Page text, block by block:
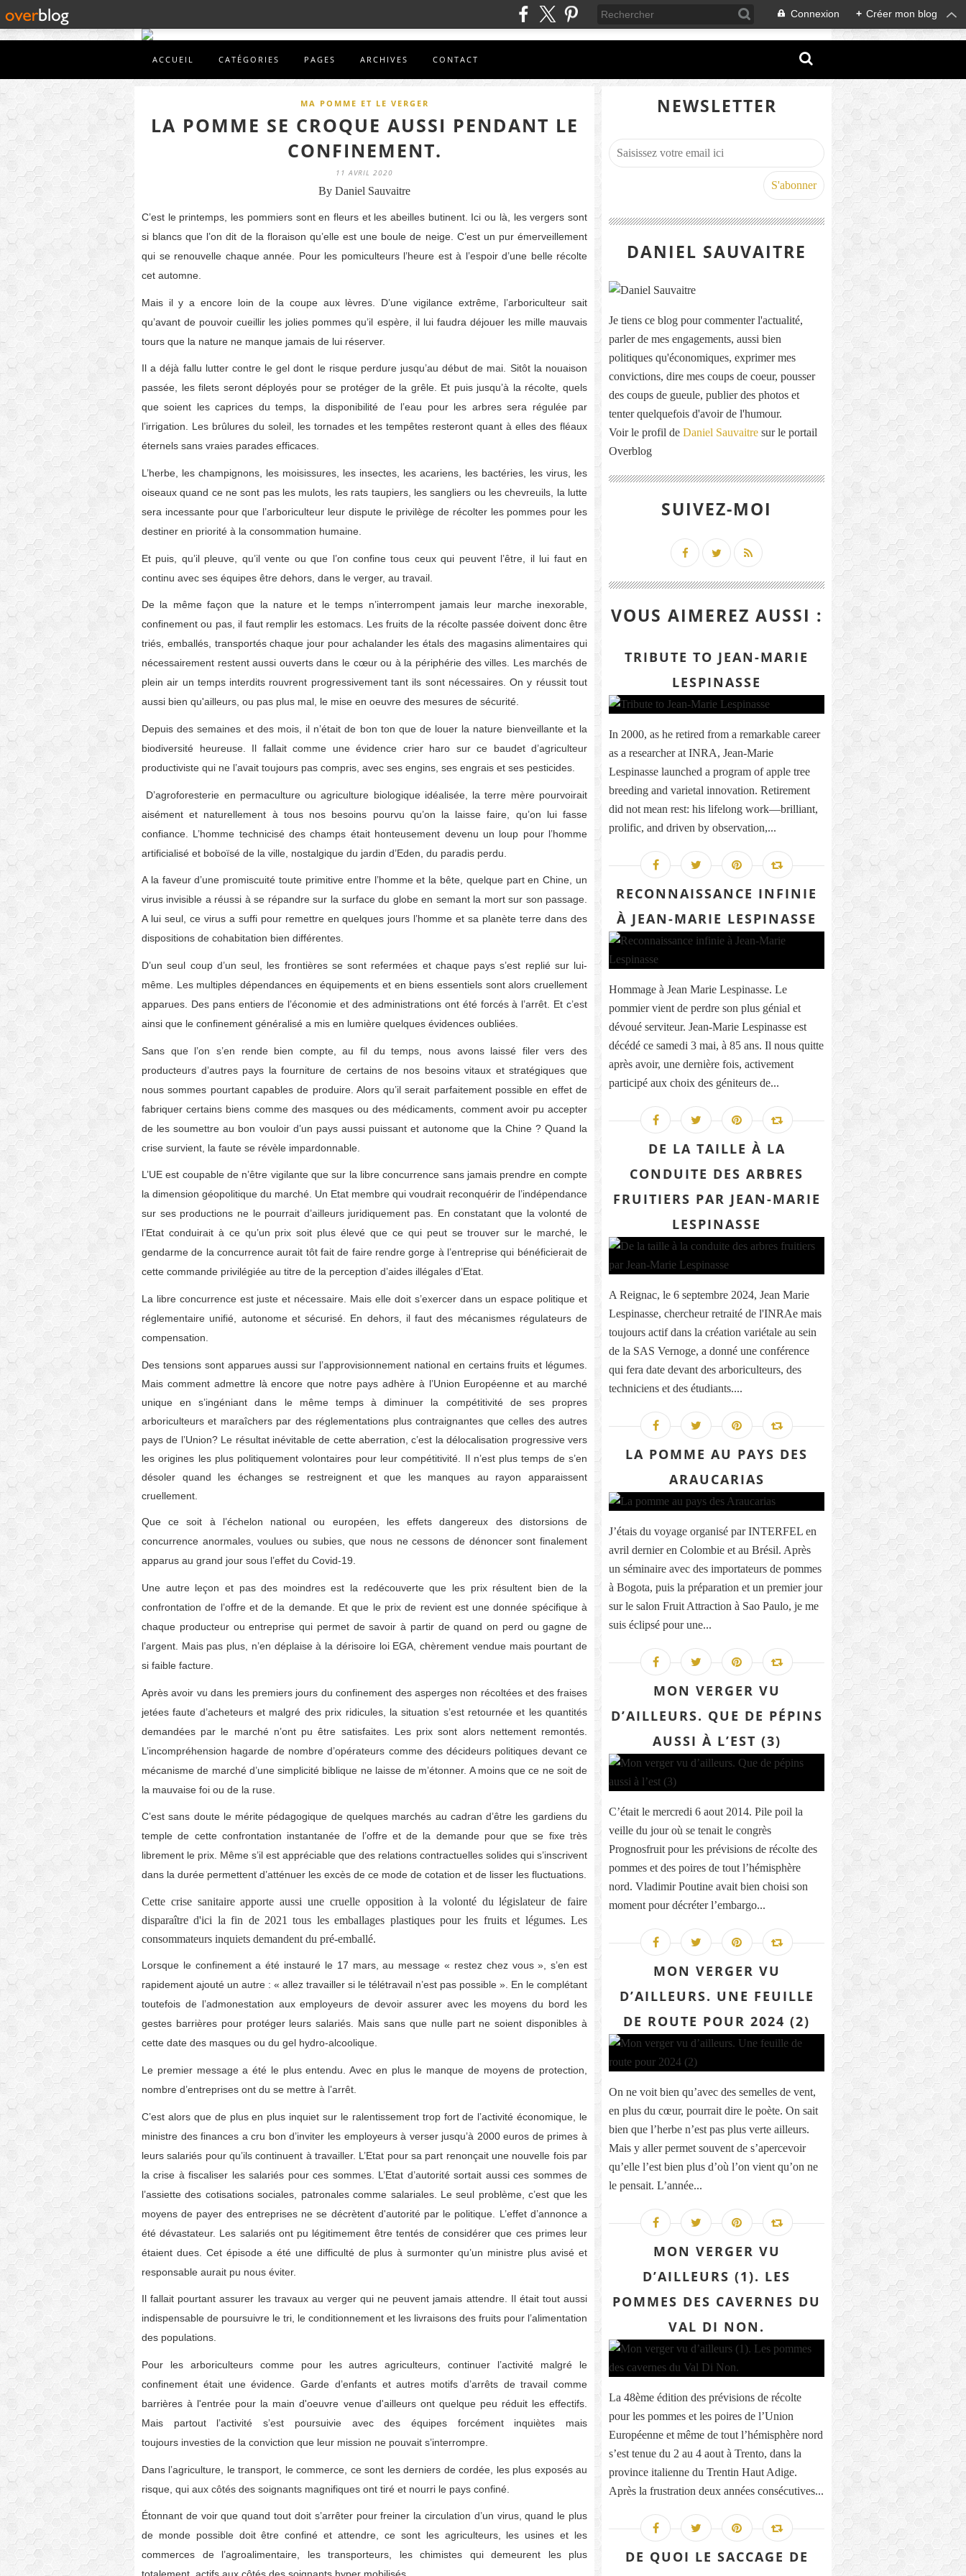
Connexion + Créer mon blog
ACCUEIL CATÉGORIES PAGES ARCHIVES CONTACT
MA POMME ET LE VERGER
LA POMME SE CROQUE AUSSI PENDANT LE
CONFINEMENT.
11 AVRIL 2020
By Daniel Sauvaitre
C’est le printemps, les pommiers sont en fleurs et les abeilles butinent. Ici ou là, les vergers sont
si blancs que l’on dit de la floraison qu’elle est une boule de neige. C’est un pur émerveillement
qui se renouvelle chaque année. Pour les pomiculteurs l’heure est à l’espoir d’une belle récolte
cet automne.
Mais il y a encore loin de la coupe aux lèvres. D’une vigilance extrême, l’arboriculteur sait
qu’avant de pouvoir cueillir les jolies pommes qu’il espère, il lui faudra déjouer les mille mauvais
tours que la nature ne manque jamais de lui réserver.
Il a déjà fallu lutter contre le gel dont le risque perdure jusqu’au début de mai. Sitôt la nouaison
passée, les filets seront déployés pour se protéger de la grêle. Et puis jusqu’à la récolte, quels
que soient les caprices du temps, la disponibilité de l’eau pour les arbres sera régulée par
l’irrigation. Les brûlures du soleil, les tornades et les tempêtes resteront quant à elles des fléaux
éternels sans vraies parades efficaces.
L’herbe, les champignons, les moisissures, les insectes, les acariens, les bactéries, les virus, les
oiseaux quand ce ne sont pas les mulots, les rats taupiers, les sangliers ou les chevreuils, la lutte
sera incessante pour que l’arboriculteur leur dispute le privilège de récolter les pommes pour les
destiner en priorité à la consommation humaine.
Et puis, qu’il pleuve, qu’il vente ou que l’on confine tous ceux qui peuvent l’être, il lui faut en
continu avec ses équipes être dehors, dans le verger, au travail.
De la même façon que la nature et le temps n’interrompent jamais leur marche inexorable,
confinement ou pas, il faut remplir les estomacs. Les fruits de la récolte passée doivent donc être
triés, emballés, transportés chaque jour pour achalander les étals des magasins alimentaires qui
nécessairement restent aussi ouverts dans le cœur ou à la périphérie des villes. Les marchés de
plein air un temps interdits rouvrent progressivement tant ils sont nécessaires. On y réussit tout
aussi bien qu'ailleurs, ou pas plus mal, le mise en oeuvre des mesures de sécurité.
Depuis des semaines et des mois, il n’était de bon ton que de louer la nature bienveillante et la
biodiversité heureuse. Il fallait comme une évidence crier haro sur ce baudet d’agriculteur
productiviste qui ne l’avait toujours pas compris, avec ses engins, ses engrais et ses pesticides.
D’agroforesterie en permaculture ou agriculture biologique idéalisée, la terre mère pourvoirait
aisément et naturellement à tous nos besoins pourvu qu’on la laisse faire, qu’on lui fasse
confiance. L’homme technicisé des champs était honteusement devenu un loup pour l’homme
artificialisé et boboïsé de la ville, nostalgique du jardin d’Eden, du paradis perdu.
A la faveur d’une promiscuité toute primitive entre l’homme et la bête, quelque part en Chine, un
virus invisible a réussi à se répandre sur la surface du globe en semant la mort sur son passage.
A lui seul, ce virus a suffi pour remettre en quelques jours l’homme et sa planète terre dans des
dispositions de cohabitation bien différentes.
D’un seul coup d’un seul, les frontières se sont refermées et chaque pays s’est replié sur lui-
même. Les multiples dépendances en équipements et en biens essentiels sont alors cruellement
apparues. Des pans entiers de l’économie et des administrations ont été forcés à l’arrêt. Et c’est
ainsi que le confinement généralisé a mis en lumière quelques évidences oubliées.
Sans que l’on s’en rende bien compte, au fil du temps, nous avons laissé filer vers des
producteurs d’autres pays la fourniture de certains de nos besoins vitaux et stratégiques que
nous sommes pourtant capables de produire. Alors qu’il serait parfaitement possible en effet de
fabriquer certains biens comme des masques ou des médicaments, comment avoir pu accepter
de les soumettre au bon vouloir d’un pays aussi puissant et autonome que la Chine ? Quand la
crise survient, la faute se révèle impardonnable.
L’UE est coupable de n’être vigilante que sur la libre concurrence sans jamais prendre en compte
la dimension géopolitique du marché. Un Etat membre qui voudrait reconquérir de l’indépendance
sur ses productions ne le pourrait d’ailleurs juridiquement pas. En constatant que la volonté de
l’Etat conduirait à ce qu’un prix soit plus élevé que ce qui peut se trouver sur le marché, le
gendarme de la concurrence aurait tôt fait de faire rendre gorge à l’entreprise qui bénéficierait de
cette commande privilégiée au titre de la perception d’aides illégales d’Etat.
La libre concurrence est juste et nécessaire. Mais elle doit s’exercer dans un espace politique et
réglementaire unifié, autonome et sécurisé. En dehors, il faut des mécanismes régulateurs de
compensation.
Des tensions sont apparues aussi sur l’approvisionnement national en certains fruits et légumes.
Mais comment admettre là encore que notre pays adhère à l’Union Européenne et au marché
unique en s’ingéniant dans le même temps à diminuer la compétitivité de ses propres
arboriculteurs et maraîchers par des réglementations plus contraignantes que celles des autres
pays de l’Union? Le résultat inévitable de cette aberration, c’est la délocalisation progressive vers
les origines les plus politiquement volontaires pour leur compétitivité. Il n’est plus temps de s’en
désoler quand les échanges se restreignent et que les manques au rayon apparaissent
cruellement.
Que ce soit à l’échelon national ou européen, les effets dangereux des distorsions de
concurrence anormales, voulues ou subies, que nous ne cessons de dénoncer sont finalement
apparus au grand jour sous l’effet du Covid-19.
Une autre leçon et pas des moindres est la redécouverte que les prix résultent bien de la
confrontation de l’offre et de la demande. Et que le prix de revient est une donnée spécifique à
chaque producteur ou entreprise qui permet de savoir à partir de quand on perd ou gagne de
l’argent. Mais pas plus, n’en déplaise à la dérisoire loi EGA, chèrement vendue mais pourtant de
si faible facture.
Après avoir vu dans les premiers jours du confinement des asperges non récoltées et des fraises
jetées faute d’acheteurs et malgré des prix ridicules, la situation s’est retournée et les quantités
demandées par le marché n’ont pu être satisfaites. Les prix sont alors nettement remontés.
L’incompréhension hagarde de nombre d’opérateurs comme des décideurs politiques devant ce
mécanisme de marché d’une simplicité biblique ne laisse de m’étonner. A moins que ce ne soit de
la mauvaise foi ou de la ruse.
C’est sans doute le mérite pédagogique de quelques marchés au cadran d’être les gardiens du
temple de cette confrontation instantanée de l’offre et de la demande pour que se fixe très
librement le prix. Même s’il est appréciable que des relations contractuelles solides qui s’inscrivent
dans la durée permettent d’atténuer les excès de ce mode de cotation et de lisser les fluctuations.
Cette crise sanitaire apporte aussi une cruelle opposition à la volonté du législateur de faire
disparaître d'ici la fin de 2021 tous les emballages plastiques pour les fruits et légumes. Les
consommateurs inquiets demandent du pré-emballé.
Lorsque le confinement a été instauré le 17 mars, au message « restez chez vous », s’en est
rapidement ajouté un autre : « allez travailler si le télétravail n’est pas possible ». En le complétant
toutefois de l’admonestation aux employeurs de devoir assurer avec les moyens du bord les
gestes barrières pour protéger leurs salariés. Mais sans que nulle part ne soient disponibles à
cette date des masques ou du gel hydro-alcoolique.
Le premier message a été le plus entendu. Avec en plus le manque de moyens de protection,
nombre d’entreprises ont du se mettre à l’arrêt.
C’est alors que de plus en plus inquiet sur le ralentissement trop fort de l’activité économique, le
ministre des finances a cru bon d’inviter les employeurs à verser jusqu’à 2000 euros de primes à
leurs salariés pour qu’ils continuent à travailler. L’Etat pour sa part renonçait une nouvelle fois par
la crise à fiscaliser les salariés pour ces sommes. L’Etat d’autorité sortait aussi ces sommes de
l’assiette des cotisations sociales, patronales comme salariales. Le seul problème, c’est que les
moyens de payer des entreprises ne se décrètent d'autorité par le politique. L’effet d’annonce a
été dévastateur. Les salariés ont pu légitimement être tentés de considérer que ces primes leur
étaient dues. Cet épisode a été une difficulté de plus à surmonter qu’un ministre plus avisé et
responsable aurait pu nous éviter.
Il fallait pourtant assurer les travaux au verger qui ne peuvent jamais attendre. Il était tout aussi
indispensable de poursuivre le tri, le conditionnement et les livraisons des fruits pour l’alimentation
des populations.
Pour les arboriculteurs comme pour les autres agriculteurs, continuer l’activité malgré le
confinement était une évidence. Garde d’enfants et autres motifs d’arrêts de travail comme
barrières à l'entrée pour la main d'oeuvre venue d'ailleurs ont quelque peu réduit les effectifs.
Mais partout l’activité s’est poursuivie avec des équipes forcément inquiètes mais
toujours investies de la conviction que leur mission ne pouvait s’interrompre.
Dans l’agriculture, le transport, le commerce, ce sont les derniers de cordée, les plus exposés au
risque, qui aux côtés des soignants magnifiques ont tiré et nourri le pays confiné.
Étonnant de voir que quand tout doit s’arrêter pour freiner la circulation d’un virus, quand le plus
de monde possible doit être confiné et attendre, ce sont les agriculteurs, les usines et les
commerces de l’agroalimentaire, les transporteurs, les chimistes qui demeurent les plus
NEWSLETTER
DANIEL SAUVAITRE
Je tiens ce blog pour commenter l'actualité,
parler de mes engagements, aussi bien
politiques qu'économiques, exprimer mes
convictions, dire mes coups de coeur, pousser
des coups de gueule, publier des photos et
tenter quelquefois d'avoir de l'humour.
Voir le profil de Daniel Sauvaitre sur le portail
Overblog
SUIVEZ-MOI
VOUS AIMEREZ AUSSI :
TRIBUTE TO JEAN-MARIE
LESPINASSE
In 2000, as he retired from a remarkable career
as a researcher at INRA, Jean-Marie
Lespinasse launched a program of apple tree
breeding and varietal innovation. Retirement
did not mean rest: his lifelong work—brilliant,
prolific, and driven by observation,...
RECONNAISSANCE INFINIE
À JEAN-MARIE LESPINASSE
Hommage à Jean Marie Lespinasse. Le
pommier vient de perdre son plus génial et
dévoué serviteur. Jean-Marie Lespinasse est
décédé ce samedi 3 mai, à 85 ans. Il nous quitte
après avoir, une dernière fois, activement
participé aux choix des géniteurs de...
DE LA TAILLE À LA
CONDUITE DES ARBRES
FRUITIERS PAR JEAN-MARIE
LESPINASSE
A Reignac, le 6 septembre 2024, Jean Marie
Lespinasse, chercheur retraité de l'INRAe mais
toujours actif dans la création variétale au sein
de la SAS Vernoge, a donné une conférence
qui fera date devant des arboriculteurs, des
techniciens et des étudiants....
LA POMME AU PAYS DES
ARAUCARIAS
J’étais du voyage organisé par INTERFEL en
avril dernier en Colombie et au Brésil. Après
un séminaire avec des importateurs de pommes
à Bogota, puis la préparation et un premier jour
sur le salon Fruit Attraction à Sao Paulo, je me
suis éclipsé pour une...
MON VERGER VU
D’AILLEURS. QUE DE PÉPINS
AUSSI À L’EST (3)
C’était le mercredi 6 aout 2014. Pile poil la
veille du jour où se tenait le congrès
Prognosfruit pour les prévisions de récolte des
pommes et des poires de tout l’hémisphère
nord. Vladimir Poutine avait bien choisi son
moment pour décréter l’embargo...
MON VERGER VU
D’AILLEURS. UNE FEUILLE
DE ROUTE POUR 2024 (2)
On ne voit bien qu’avec des semelles de vent,
en plus du cœur, pourrait dire le poète. On sait
bien que l’herbe n’est pas plus verte ailleurs.
Mais y aller permet souvent de s’apercevoir
qu’elle l’est bien plus d’où l’on vient qu’on ne
le pensait. L’année...
MON VERGER VU
D’AILLEURS (1). LES
POMMES DES CAVERNES DU
VAL DI NON.
La 48ème édition des prévisions de récolte
pour les pommes et les poires de l’Union
Européenne et même de tout l’hémisphère nord
s’est tenue du 2 au 4 aout à Trento, dans la
province italienne du Trentin Haut Adige.
Après la frustration deux années consécutives...
DE QUOI LE SACCAGE DE